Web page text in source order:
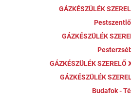
GÁZKÉSZÜLÉK
GÁZKÉSZÜLÉK
GÁZKÉSZÜLÉK SZERELŐ
GÁZKÉSZÜLÉK
Budafok -